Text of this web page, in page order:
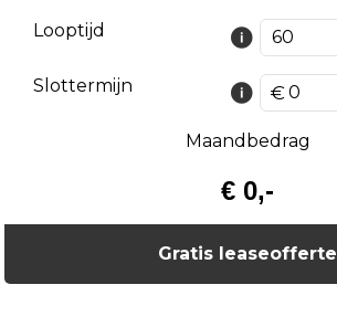
Looptijd
Slottermijn
Maandbedrag
€ 0,-
Gratis leaseofferte